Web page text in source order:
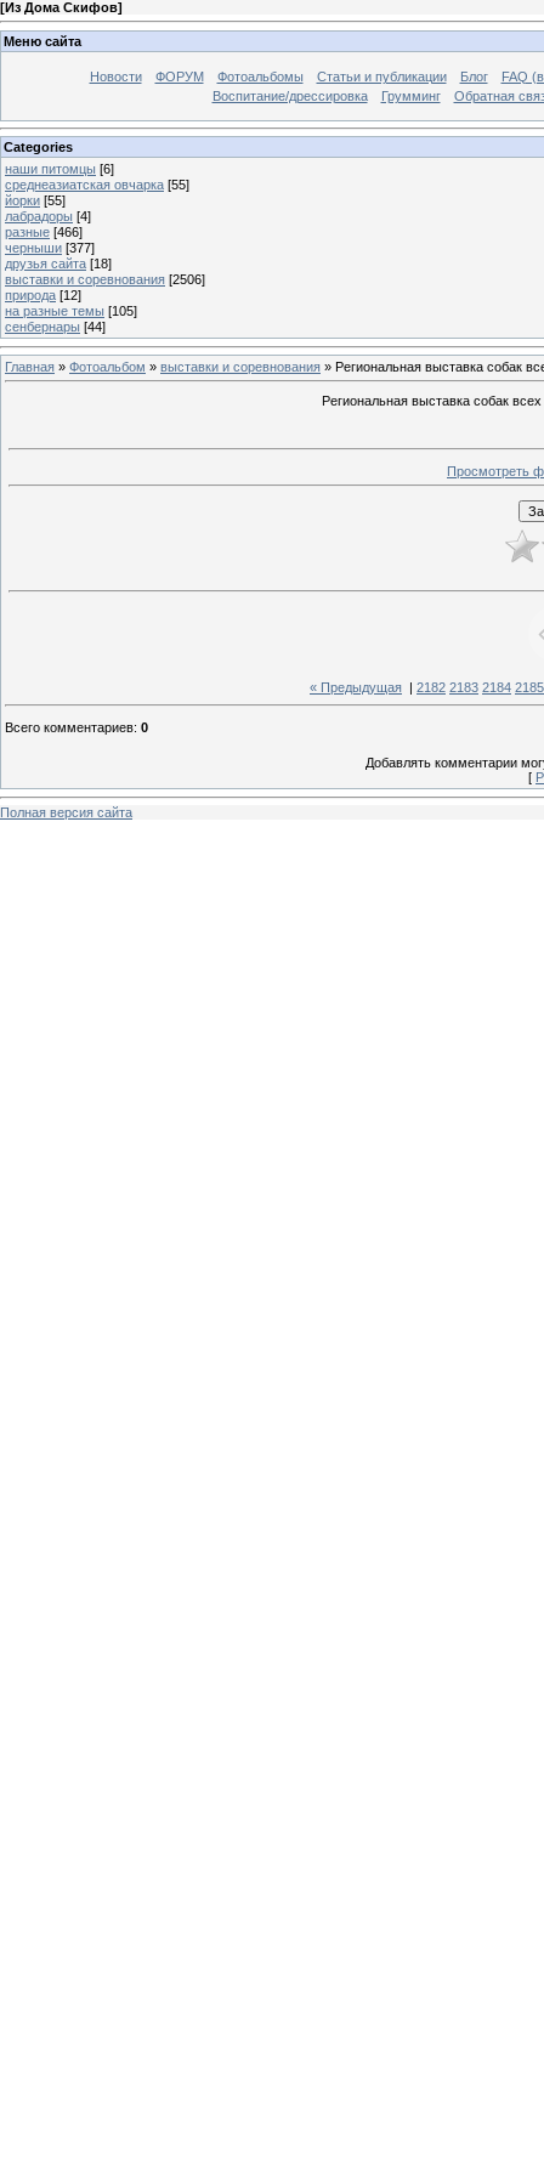
[Из Дома Скифов]
Меню сайта
Новости ФОРУМ Фотоальбомы Статьи и публикации Блог
FAQ
Воспитание/дрессировка
Грумминг Обратная
Categories
наши питомцы [6]
среднеазиатская овчарка [55]
йорки [55]
лабрадоры [4]
разные [466]
черныши [377]
друзья сайта [18]
выставки и соревнования [2506]
природа [12]
на разные темы [105]
сенбернары [44]
Главная » Фотоальбом » выставки и соревнования » Региональная выставка собак
Региональная выставка собак
Просмотреть
« Предыдущая | 2182 2183 2184 2185
Всего комментариев: 0
Добавлять комментарии
[
Полная версия сайта